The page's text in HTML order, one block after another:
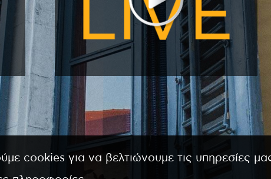
cookies για να βελτιώνουμε τις υπηρεσίες